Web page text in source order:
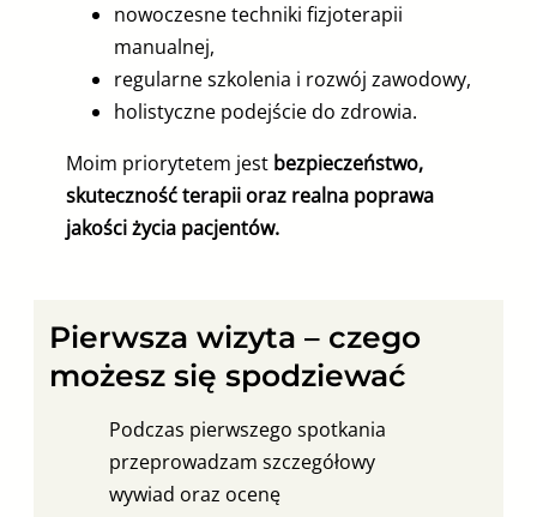
nowoczesne techniki fizjoterapii
manualnej,
regularne szkolenia i rozwój zawodowy,
holistyczne podejście do zdrowia.
Moim priorytetem jest bezpieczeństwo,
skuteczność terapii oraz realna poprawa
jakości życia pacjentów.
Pierwsza wizyta – czego
możesz się spodziewać
Podczas pierwszego spotkania
przeprowadzam szczegółowy
wywiad oraz ocenę